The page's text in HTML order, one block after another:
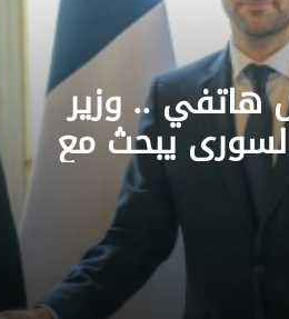
هاتفي .. وزير
يبحث مع
آخر التطورات.